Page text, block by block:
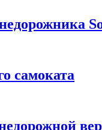
самоката